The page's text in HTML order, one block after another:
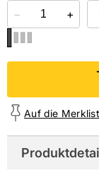
Online
− +
Auf die